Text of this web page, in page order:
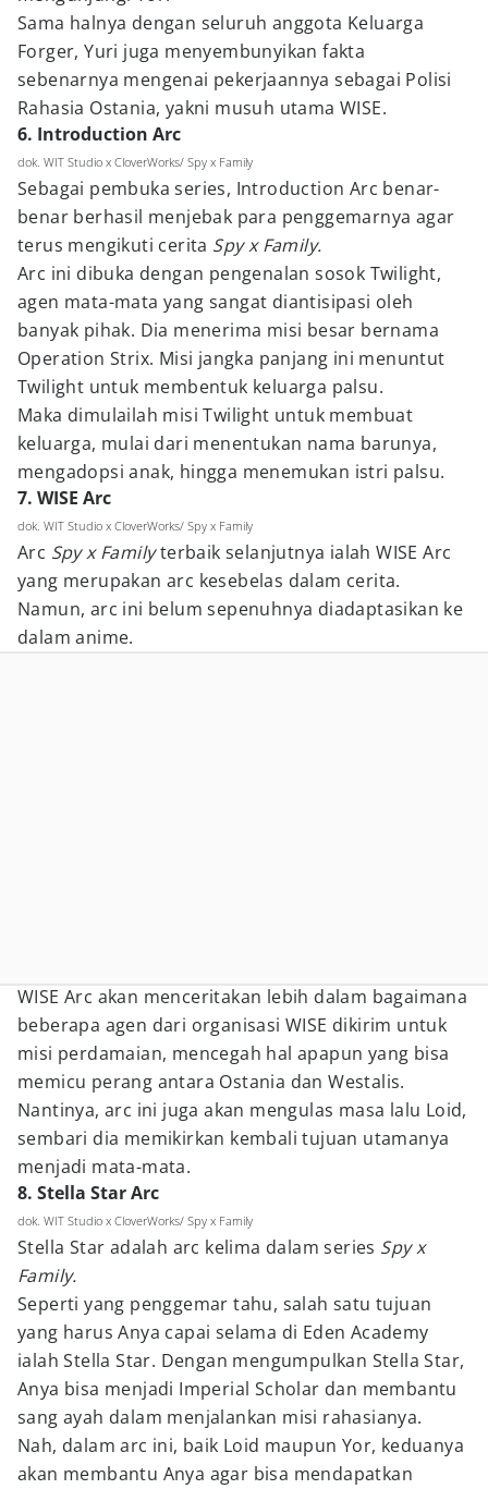
Sama halnya dengan seluruh anggota Keluarga
Forger, Yuri juga menyembunyikan fakta
sebenarnya mengenai pekerjaannya sebagai Polisi
Rahasia Ostania, yakni musuh utama WISE.
6. Introduction Arc
dok. WIT Studio x CloverWorks/ Spy x Family
Sebagai pembuka series, Introduction Arc benar-
benar berhasil menjebak para penggemarnya agar
terus mengikuti cerita Spy x Family.
Arc ini dibuka dengan pengenalan sosok Twilight,
agen mata-mata yang sangat diantisipasi oleh
banyak pihak. Dia menerima misi besar bernama
Operation Strix. Misi jangka panjang ini menuntut
Twilight untuk membentuk keluarga palsu.
Maka dimulailah misi Twilight untuk membuat
keluarga, mulai dari menentukan nama barunya,
mengadopsi anak, hingga menemukan istri palsu.
7. WISE Arc
dok. WIT Studio x CloverWorks/ Spy x Family
Arc Spy x Familyterbaik selanjutnya ialah WISE Arc
yang merupakan arc kesebelas dalam cerita.
Namun, arc ini belum sepenuhnya diadaptasikan ke
dalam anime.
WISE Arc akan menceritakan lebih dalam bagaimana
beberapa agen dari organisasi WISE dikirim untuk
misi perdamaian, mencegah hal apapun yang bisa
memicu perang antara Ostania dan Westalis.
Nantinya, arc ini juga akan mengulas masa lalu Loid,
sembari dia memikirkan kembali tujuan utamanya
menjadi mata-mata.
8. Stella Star Arc
dok. WIT Studio x CloverWorks/ Spy x Family
Stella Star adalah arc kelima dalam series Spy x
Family.
Seperti yang penggemar tahu, salah satu tujuan
yang harus Anya capai selama di Eden Academy
ialah Stella Star. Dengan mengumpulkan Stella Star,
Anya bisa menjadi Imperial Scholar dan membantu
sang ayah dalam menjalankan misi rahasianya.
Nah, dalam arc ini, baik Loid maupun Yor, keduanya
akan membantu Anya agar bisa mendapatkan